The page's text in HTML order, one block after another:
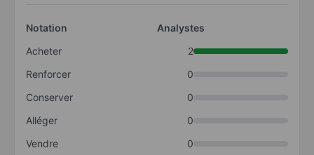
Notation
Analystes
Acheter
2
Renforcer
0
Conserver
0
Alléger
0
Vendre
0